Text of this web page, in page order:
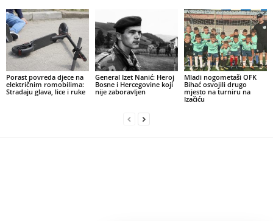
Porast povreda djece na
električnim romobilima:
Stradaju glava, lice i ruke
General Izet Nanić: Heroj
Bosne i Hercegovine koji
nije zaboravljen
Mladi nogometaši OFK
Bihać osvojili drugo
mjesto na turniru na
Izačiću